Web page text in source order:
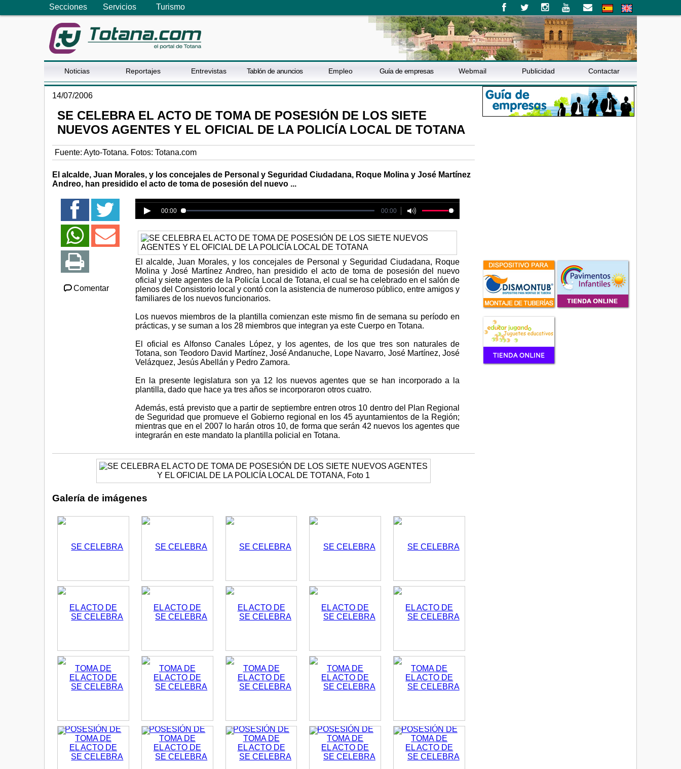
Secciones Servicios Turismo
Noticias Reportajes Entrevistas Tablón de anuncios Empleo Guía de empresas Webmail Publicidad Contactar
14/07/2006
SE CELEBRA EL ACTO DE TOMA DE POSESIÓN DE LOS SIETE
NUEVOS AGENTES Y EL OFICIAL DE LA POLICÍA LOCAL DE TOTANA
Fuente: Ayto-Totana. Fotos: Totana.com
El alcalde, Juan Morales, y los concejales de Personal y Seguridad Ciudadana, Roque Molina y José Martínez
Andreo, han presidido el acto de toma de posesión del nuevo ...
Comentar
Error loading media: File could not be played
00:00 00:00
El alcalde, Juan Morales, y los concejales de Personal y Seguridad Ciudadana, Roque
Molina y José Martínez Andreo, han presidido el acto de toma de posesión del nuevo
oficial y siete agentes de la Policía Local de Totana, el cual se ha celebrado en el salón de
plenos del Consistorio local y contó con la asistencia de numeroso público, entre amigos y
familiares de los nuevos funcionarios.
Los nuevos miembros de la plantilla comienzan este mismo fin de semana su período en
prácticas, y se suman a los 28 miembros que integran ya este Cuerpo en Totana.
El oficial es Alfonso Canales López, y los agentes, de los que tres son naturales de
Totana, son Teodoro David Martínez, José Andanuche, Lope Navarro, José Martínez, José
Velázquez, Jesús Abellán y Pedro Zamora.
En la presente legislatura son ya 12 los nuevos agentes que se han incorporado a la
plantilla, dado que hace ya tres años se incorporaron otros cuatro.
Además, está previsto que a partir de septiembre entren otros 10 dentro del Plan Regional
de Seguridad que promueve el Gobierno regional en los 45 ayuntamientos de la Región;
mientras que en el 2007 lo harán otros 10, de forma que serán 42 nuevos los agentes que
integrarán en este mandato la plantilla policial en Totana.
Galería de imágenes